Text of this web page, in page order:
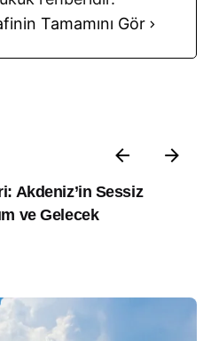
Tamamını Gör
Akdeniz’in Sessiz
ve Gelecek